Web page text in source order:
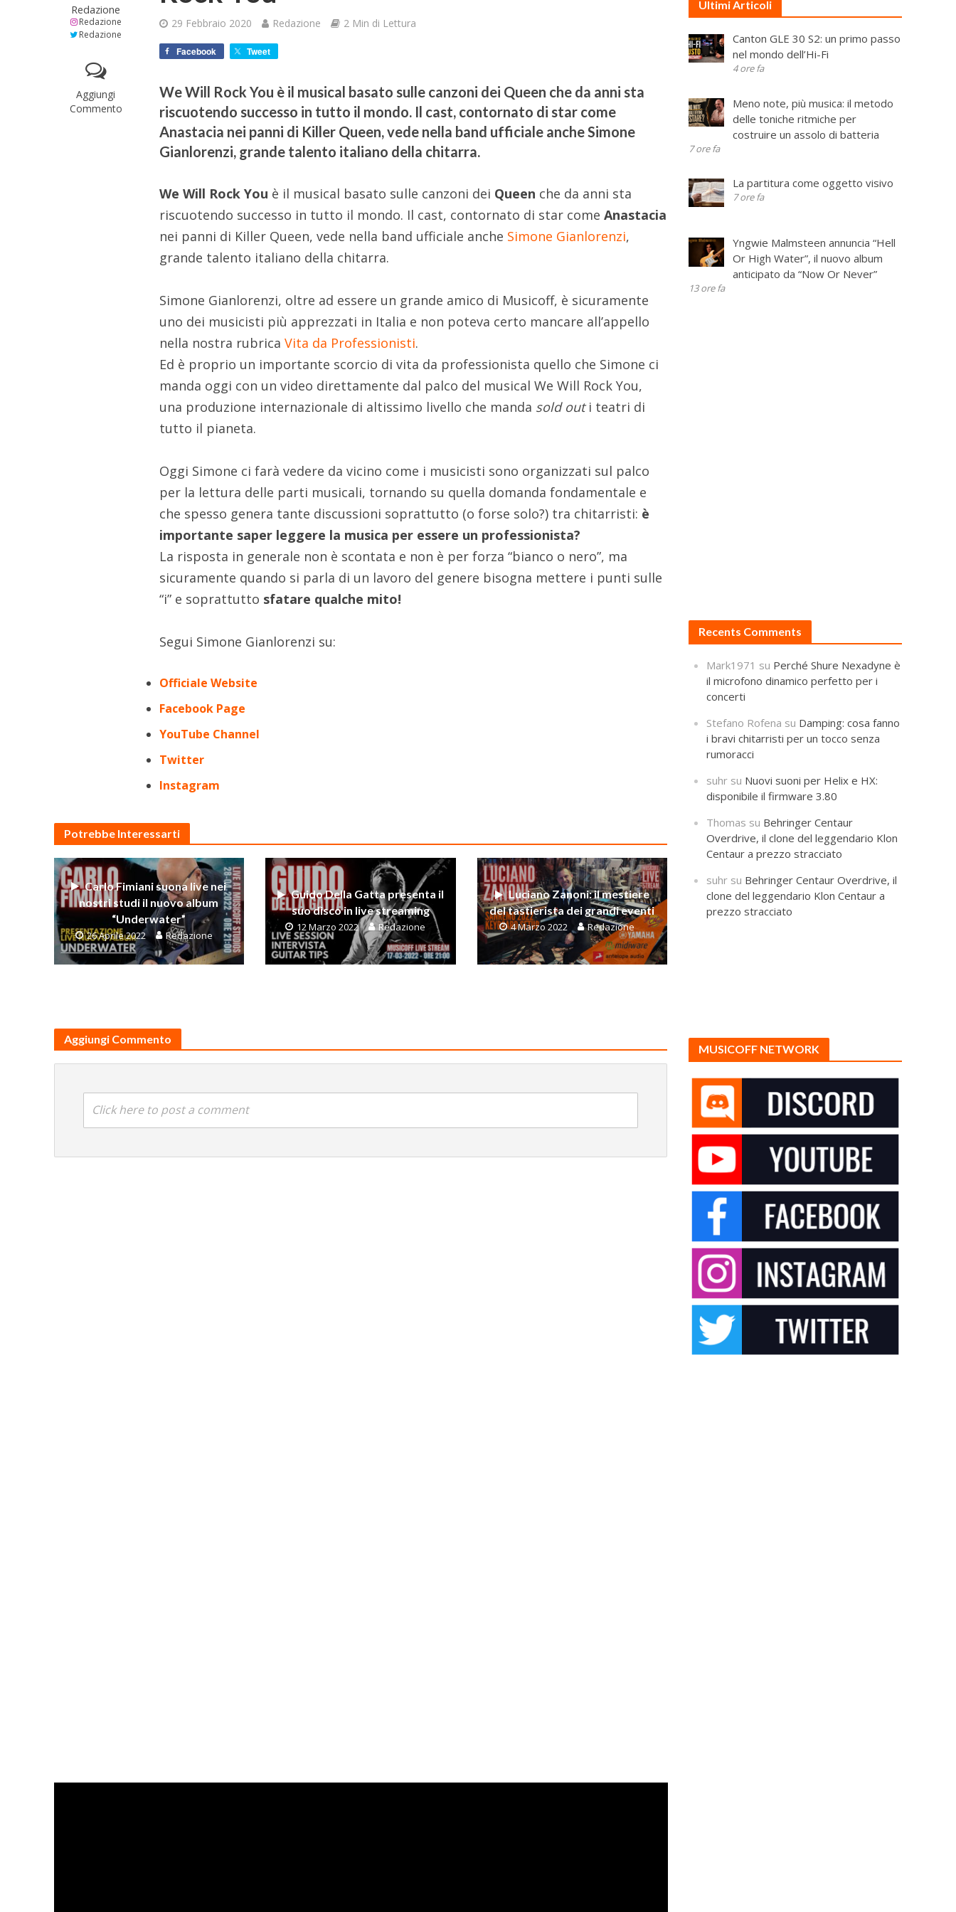
Redazione
Redazione
Redazione
Aggiungi
Commento
29 Febbraio 2020 Redazione 2 Min di Lettura
Facebook Tweet
We Will Rock You è il musical basato sulle canzoni dei Queen che da anni sta
riscuotendo successo in tutto il mondo. Il cast, contornato di star come
Anastacia nei panni di Killer Queen, vede nella band ufficiale anche Simone
Gianlorenzi, grande talento italiano della chitarra.
We Will Rock You è il musical basato sulle canzoni dei Queen che da anni sta
riscuotendo successo in tutto il mondo. Il cast, contornato di star comeAnastacia
nei panni di Killer Queen, vede nella band ufficiale anche Simone Gianlorenzi,
grande talento italiano della chitarra.
Simone Gianlorenzi, oltre ad essere un grande amico di Musicoff, è sicuramente
uno dei musicisti più apprezzati in Italia e non poteva certo mancare all’appello
nella nostra rubricaVita da Professionisti.
Ed è proprio un importante scorcio di vita da professionista quello che Simone ci
manda oggi con un video direttamente dal palco del musical We Will Rock You,
una produzione internazionale di altissimo livello che manda sold outi teatri di
tutto il pianeta.
Oggi Simone ci farà vedere da vicino come i musicisti sono organizzati sul palco
per la lettura delle parti musicali, tornando su quella domanda fondamentale e
che spesso genera tante discussioni soprattutto (o forse solo?) tra chitarristi: è
importante saper leggere la musica per essere un professionista?
La risposta in generale non è scontata e non è per forza “bianco o nero”, ma
sicuramente quando si parla di un lavoro del genere bisogna mettere i punti sulle
“i” e soprattutto sfatare qualche mito!
Segui Simone Gianlorenzi su:
Officiale Website
Facebook Page
YouTube Channel
Twitter
Instagram
Potrebbe Interessarti
Carlo Fimiani suona live nei
nostri studi il nuovo album
“Underwater”
26 Aprile 2022 Redazione
Guido Della Gatta presenta il
suo disco in live streaming
12 Marzo 2022 Redazione
Luciano Zanoni: il mestiere
del tastierista dei grandi eventi
4 Marzo 2022 Redazione
Aggiungi Commento
Click here to post a comment
Ultimi Articoli
Canton GLE 30 S2: un primo passo
nel mondo dell’Hi-Fi
4 ore fa
Meno note, più musica: il metodo
delle toniche ritmiche per
costruire un assolo di batteria
7 ore fa
La partitura come oggetto visivo
7 ore fa
Yngwie Malmsteen annuncia “Hell
Or High Water”, il nuovo album
anticipato da “Now Or Never”
13 ore fa
Recents Comments
Mark1971 su Perché Shure Nexadyne è
il microfono dinamico perfetto per i
concerti
Stefano Rofena su Damping: cosa fanno
i bravi chitarristi per un tocco senza
rumoracci
suhr su Nuovi suoni per Helix e HX:
disponibile il firmware 3.80
Thomas su Behringer Centaur
Overdrive, il clone del leggendario Klon
Centaur a prezzo stracciato
suhr su Behringer Centaur Overdrive, il
clone del leggendario Klon Centaur a
prezzo stracciato
MUSICOFF NETWORK